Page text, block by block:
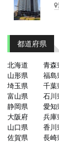
都道府県
北海道 青森
山形県
福島
埼玉県
千葉
富山県
石川
静岡県
愛知
大阪府
兵庫
山口県
香川
佐賀県
長崎